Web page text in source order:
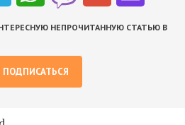
НЕПРОЧИТАННУЮ СТАТЬЮ В
ПОДПИСАТЬСЯ